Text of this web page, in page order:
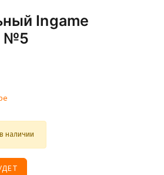
Ingame
№5
наличии